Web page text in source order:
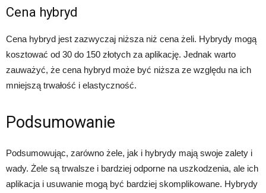
Cena hybryd
Cena hybryd jest zazwyczaj niższa niż cena żeli. Hybrydy mogą
kosztować od 30 do 150 złotych za aplikację. Jednak warto
zauważyć, że cena hybryd może być niższa ze względu na ich
mniejszą trwałość i elastyczność.
Podsumowanie
Podsumowując, zarówno żele, jak i hybrydy mają swoje zalety i
wady. Żele są trwalsze i bardziej odporne na uszkodzenia, ale ich
aplikacja i usuwanie mogą być bardziej skomplikowane. Hybrydy